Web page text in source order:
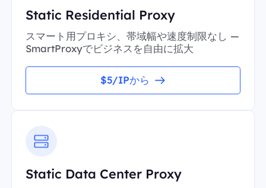
Static Residential Proxy
スマート用プロキシ、帯域幅や速度制限なし —
SmartProxyでビジネスを自由に拡大
$5/IPから
Static Data Center Proxy